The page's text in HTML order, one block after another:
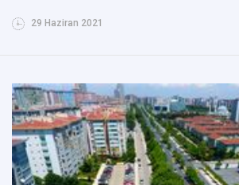
29 Haziran 2021